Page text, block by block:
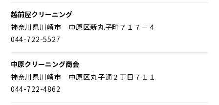
越前屋クリーニング
神奈川県川崎市 中原区新丸子町７１７－４
044-722-5527
中原クリーニング商会
神奈川県川崎市 中原区丸子通２丁目７１１
044-722-4862